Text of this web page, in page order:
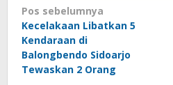
Navigasi
pos
Pos sebelumnya
Kecelakaan Libatkan 5
Kendaraan di
Balongbendo Sidoarjo
Tewaskan 2 Orang